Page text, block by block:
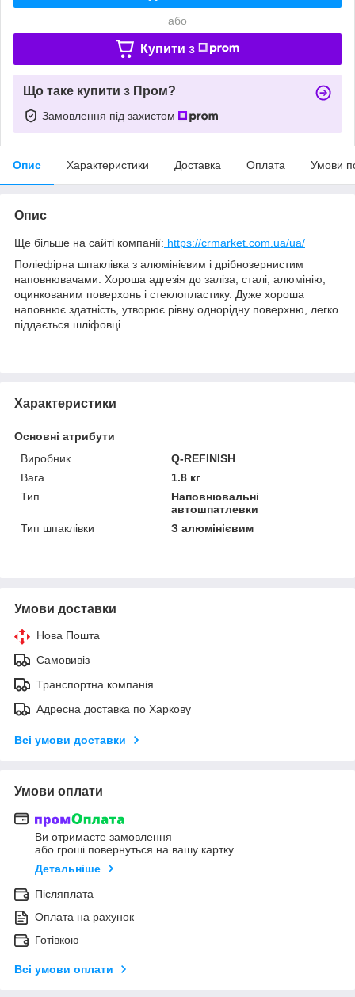
або
Купити з
Що таке купити з Пром?
Замовлення під захистом
Опис Характеристики Доставка Оплата Умови
Опис
Ще більше на сайті компанії: https://crmarket.com.ua/ua/
Поліефірна шпаклівка з алюмінієвим і дрібнозернистим
наповнювачами. Хороша адгезія до заліза, сталі, алюмінію,
оцинкованим поверхонь і стеклопластику. Дуже хороша
наповнює здатність, утворює рівну однорідну поверхню, легко
піддається шліфовці.
Характеристики
Основні атрибути
Виробник
Q-REFINISH
Вага
1.8 кг
Тип
Наповнювальні
автошпатлевки
Тип шпаклівки
З алюмінієвим
Умови доставки
Нова Пошта
Самовивіз
Транспортна компанія
Адресна доставка по Харкову
Всі умови доставки
Умови оплати
Ви отримаєте замовлення
або гроші повернуться на вашу картку
Детальніше
Післяплата
Оплата на рахунок
Готівкою
Всі умови оплати